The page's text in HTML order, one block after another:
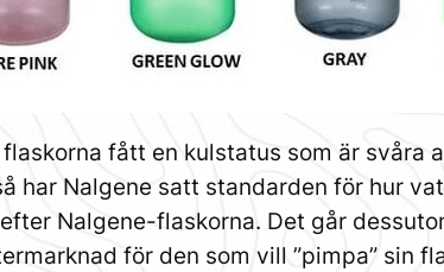
fått en kulstatus som är svåra
har Nalgene satt standarden för hur
Nalgene-flaskorna. Det går
för den som vill ”pimpa” sin